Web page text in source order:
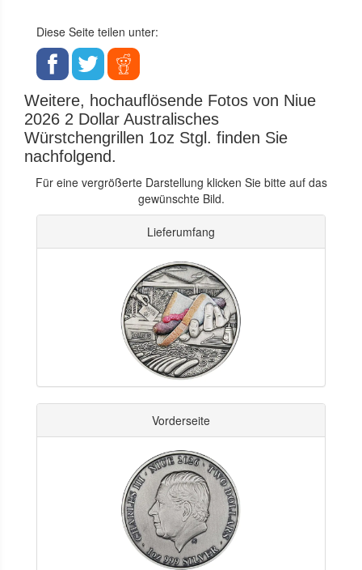
Diese Seite teilen unter:
Weitere, hochauflösende Fotos von Niue
2026 2 Dollar Australisches
Würstchengrillen 1oz Stgl. finden Sie
nachfolgend.
Für eine vergrößerte Darstellung klicken Sie bitte auf das
gewünschte Bild.
Lieferumfang
Vorderseite